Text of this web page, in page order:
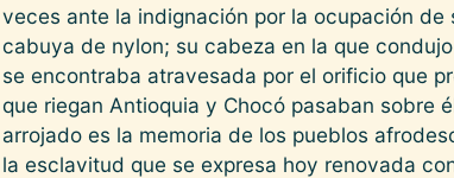
veces ante la indignación por la ocupación
cabuya de nylon; su cabeza en la que
se encontraba atravesada por el orificio que
que riegan Antioquia y Chocó pasaban sobre
arrojado es la memoria de los pueblos
la esclavitud que se expresa hoy renovada